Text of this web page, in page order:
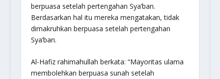
berpuasa setelah pertengahan Sya’ban.
Berdasarkan hal itu mereka mengatakan, tidak
dimakruhkan berpuasa setelah pertengahan
Sya’ban.
Al-Hafiz rahimahullah berkata: “Mayoritas ulama
membolehkan berpuasa sunah setelah